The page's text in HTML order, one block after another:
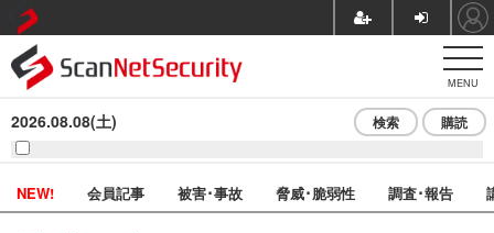
MENU
2026.08.08(土) 検索 購読
NEW! 会員記事 被害･事故 脅威･脆弱性 調査･報告